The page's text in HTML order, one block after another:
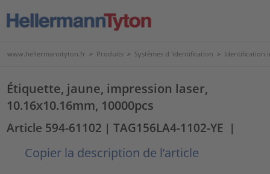
www.hellermanntyton.fr > Produits > Systèmes d 'identification > Identification
Étiquette, jaune, impression laser,
10.16x10.16mm, 10000pcs
Article 594-61102 | TAG156LA4-1102-YE |
Copier la description de l’article